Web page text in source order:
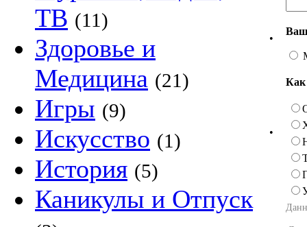
ТВ (11)
Здоровье и
Медицина (21)
Игры (9)
Искусство (1)
История (5)
Каникулы и Отпуск
•
•
Как